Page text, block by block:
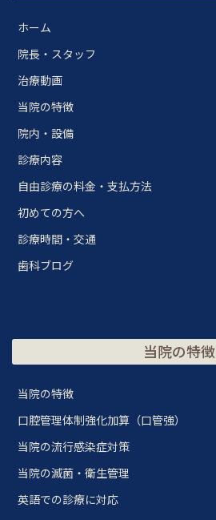
ホーム
院長・スタッフ
治療動画
当院の特徴
院内・設備
診療内容
自由診療の料金・支払方法
初めての方へ
診療時間・交通
歯科ブログ
当院の特徴
当院の特徴
口腔管理体制強化加算（口管強）
当院の流行感染症対策
当院の滅菌・衛生管理
英語での診療に対応